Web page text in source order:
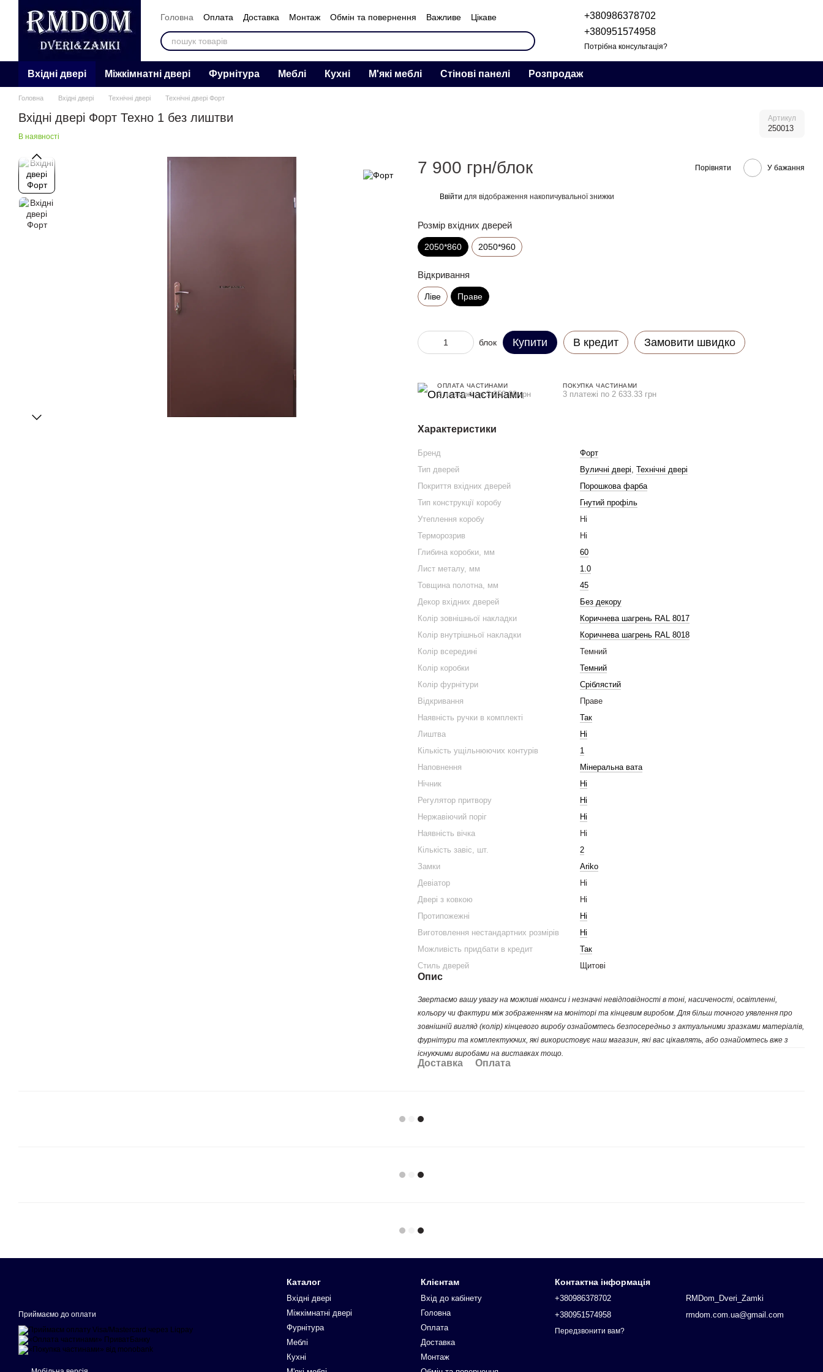
Перейти к основному контенту
Головна Оплата Доставка Монтаж Обмін та повернення Важливе
Цікаве
Контакти
Відгуки Про нас
+380986378702
+380951574958
Потрібна консультація?
Вхідні двері Міжкімнатні двері Фурнітура Меблі Кухні М'які меблі Стінові панелі Розпродаж
Головна Вхідні двері Технічні двері Технічні двері Форт
Вхідні двері Форт Техно 1 без лиштви Артикул
250013
В наявності
7 900 грн/блок Порівняти У бажання
Ввійти для відображення накопичувальної знижки
Розмір вхідних дверей
2050*860 2050*960
Відкривання
Ліве Праве
блок Купити В кредит Замовити швидко
ОПЛАТА ЧАСТИНАМИ
2 платежі по 3 950.00 грн
ПОКУПКА ЧАСТИНАМИ
3 платежі по 2 633.33 грн
Характеристики
Бренд
Форт
Тип дверей
Вуличні двері, Технічні двері
Покриття вхідних дверей
Порошкова фарба
Тип конструкції коробу
Гнутий профіль
Утеплення коробу
Ні
Терморозрив
Ні
Глибина коробки, мм
60
Лист металу, мм
1.0
Товщина полотна, мм
45
Декор вхідних дверей
Без декору
Колір зовнішньої накладки
Коричнева шагрень RAL 8017
Колір внутрішньої накладки
Коричнева шагрень RAL 8018
Колір всередині
Темний
Колір коробки
Темний
Колір фурнітури
Сріблястий
Відкривання
Праве
Наявність ручки в комплекті
Так
Лиштва
Ні
Кількість ущільнюючих контурів
1
Наповнення
Мінеральна вата
Нічник
Ні
Регулятор притвору
Ні
Нержавіючий поріг
Ні
Наявність вічка
Ні
Кількість завіс, шт.
2
Замки
Ariko
Девіатор
Ні
Двері з ковкою
Ні
Протипожежні
Ні
Виготовлення нестандартних розмірів
Ні
Можливість придбати в кредит
Так
Стиль дверей
Щитові
Опис
Звертаємо вашу увагуна можливі нюанси і незначні невідповідності в тоні, насиченості, освітленні,
кольору чи фактури між зображенням на моніторі та кінцевим виробом. Для більш точного уявлення про
зовнішній вигляд (колір) кінцевого виробу ознайомтесь безпосередньо з актуальними зразками матеріалів,
фурнітури та комплектуючих, які використовує наш магазин, які вас цікавлять, або ознайомтесь вже з
існуючими виробами на виставках тощо.
Доставка Оплата
Приймаємо до оплати
Каталог
Вхідні двері
Міжкімнатні двері
Фурнітура
Меблі
Кухні
Клієнтам
Вхід до кабінету
Головна
Оплата
Доставка
Монтаж
Контактна інформація
+380986378702
+380951574958
Передзвонити вам?
RMDom_Dveri_Zamki
rmdom.com.ua@gmail.com